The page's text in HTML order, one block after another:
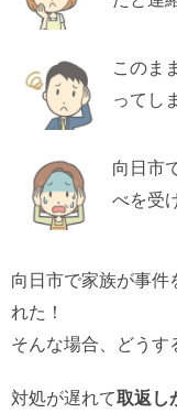
このま
ってし
向日市
べを受
向日市で家族が事件
れた！
そんな場合、どうす
対処が遅れて取返し